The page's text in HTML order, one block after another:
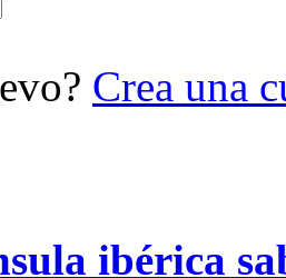
Crea una
ibérica